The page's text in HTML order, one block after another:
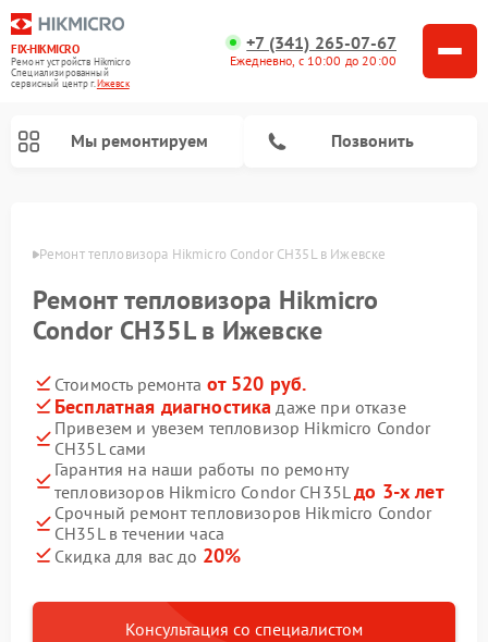
FIX-HIKMICRO
Ремонт устройств Hikmicro
Специализированный
cервисный центр г.Ижевск
+7 (341) 265-07-67
Ежедневно, с 10:00 до 20:00
Мы ремонтируем Позвонить
Ремонт тепловизора Hikmicro Condor CH35L в Ижевске
Ремонт тепловизора Hikmicro
Condor CH35L в Ижевске
Стоимость ремонта от 520 руб.
Бесплатная диагностика даже при отказе
Привезем и увезем тепловизор Hikmicro Condor
CH35L сами
Гарантия на наши работы по ремонту
тепловизоров Hikmicro Condor CH35Lдо 3-х лет
Срочный ремонт тепловизоров Hikmicro Condor
CH35L в течении часа
Скидка для вас до 20%
Консультация со специалистом